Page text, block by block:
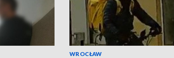
WROCŁAW